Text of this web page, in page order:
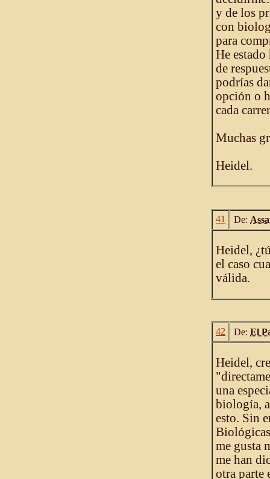
y de los
con
para
He
de
podrías
opción o
cada
Muchas
Heidel.
41 De:
Heidel,
el caso
válida.
42 De: El
Heidel,
una
biología,
esto. Sin
me gusta
me han
otra parte